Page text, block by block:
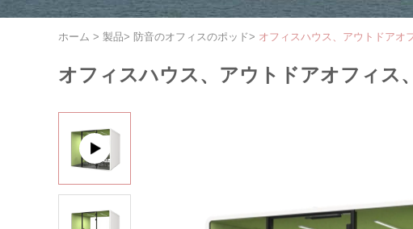
ホーム > 製品> 防音のオフィスのポッド> オフィスハウス、アウトドアオ
オフィスハウス、アウトドアオフィス